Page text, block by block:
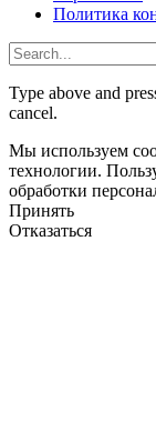
Политика
Type above and
cancel.
Мы используем
технологии.
обработки
Принять
Отказаться